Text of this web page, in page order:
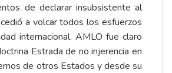
de declarar insubsistente al
a volcar todos los esfuerzos
internacional. AMLO fue claro
Estrada de no injerencia en
de otros Estados y desde su